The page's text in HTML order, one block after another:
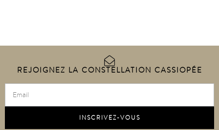
REJOIGNEZ LA CONSTELLATION CASSIOPÉE